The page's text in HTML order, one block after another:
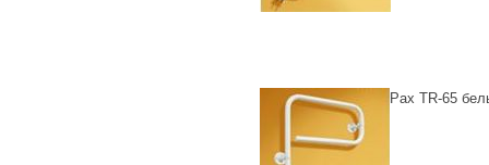
Pax TR-65